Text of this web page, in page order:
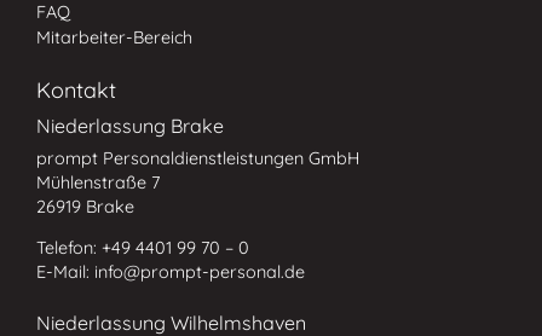
FAQ
Mitarbeiter-Bereich
Kontakt
Niederlassung Brake
prompt Personaldienstleistungen GmbH
Mühlenstraße 7
26919 Brake
Telefon: +49 4401 99 70 – 0
E-Mail: info@prompt-personal.de
Niederlassung Wilhelmshaven